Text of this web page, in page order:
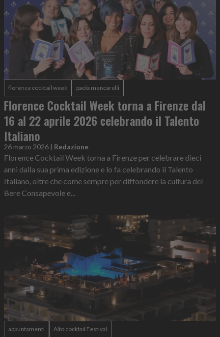
florence cocktail week paola mencarelli
Florence Cocktail Week torna a Firenze dal
16 al 22 aprile 2026 celebrando il Talento
Italiano
26 marzo 2026 | Redazione
Florence Cocktail Week torna a Firenze per celebrare dieci
anni dalla sua prima edizione e lo fa celebrando il Talento
Italiano, oltre che come sempre per diffondere la cultura del
Bere Consapevole e...
appuntamenti Alto cocktail Festival